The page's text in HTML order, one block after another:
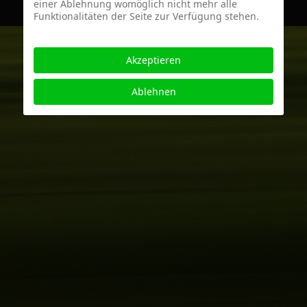
einer Ablehnung womöglich nicht mehr alle
Funktionalitäten der Seite zur Verfügung stehen.
Akzeptieren
Ablehnen